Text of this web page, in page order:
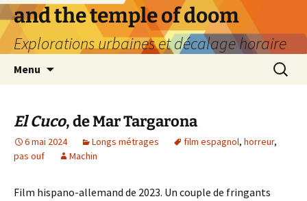
Aller
au
contenu
and the temple of doom
Explorations urbaines et décalage horaire
Menu
El Cuco, de Mar Targarona
6 mai 2024 Longs métrages film espagnol, horreur,
pas ouf
Machin
Film hispano-allemand de 2023. Un couple de fringants